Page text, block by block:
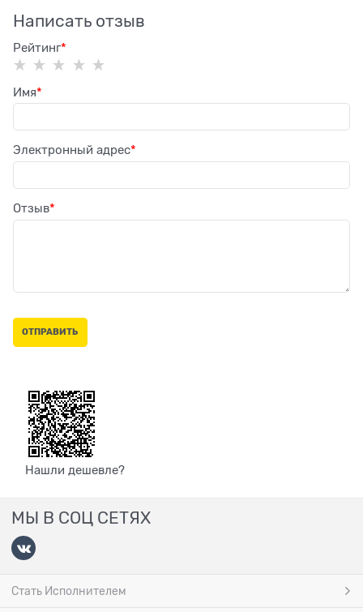
Написать отзыв
Рейтинг
Имя
Электронный адрес
Отзыв
Нашли дешевле?
МЫ В СОЦ СЕТЯХ
Стать Исполнителем